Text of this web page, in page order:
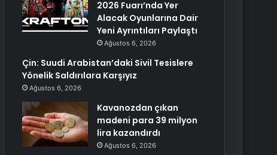
2026 Fuarı’nda Yer
Alacak Oyunlarına Dair
Yeni Ayrıntıları Paylaştı
Ağustos 6, 2026
Çin: Suudi Arabistan’daki Sivil Tesislere
Yönelik Saldırılara Karşıyız
Ağustos 6, 2026
Kavanozdan çıkan
madeni para 39 milyon
lira kazandırdı
Ağustos 6, 2026